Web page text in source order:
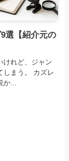
選【紹介元の
けれど、ジャン
しまう。 カズレ
か...